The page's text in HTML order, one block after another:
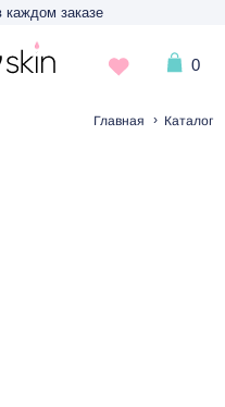
Главная › Каталог